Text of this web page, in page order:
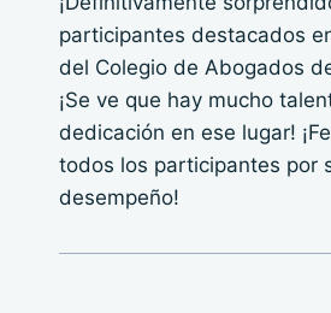
participantes destacados
del Colegio de Abogados
¡Se ve que hay mucho
dedicación en ese lugar!
todos los participantes por
desempeño!